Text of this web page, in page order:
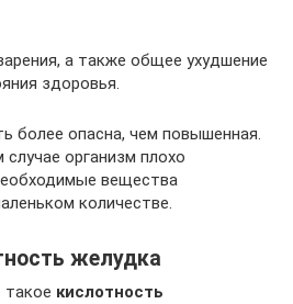
а также общее ухудшение
здоровья.
более опасна, чем повышенная.
организм плохо
вещества
количестве.
желудка
такое кислотность